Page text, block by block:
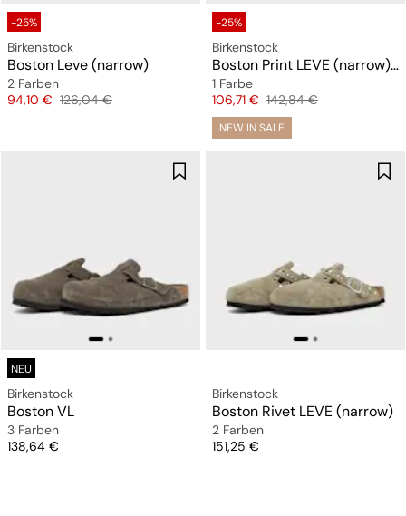
-25%
Birkenstock
Boston Leve (narrow)
2 Farben
Preis
94,10 € Originalpreis
126,04 €
-25%
Birkenstock
Boston Print LEVE (narrow) "Snakeskin"
1 Farbe
Preis
106,71 € Originalpreis
142,84 €
NEW IN SALE
NEU
Birkenstock
Boston VL
3 Farben
Preis
138,64 €
Birkenstock
Boston Rivet LEVE (narrow)
2 Farben
Preis
151,25 €